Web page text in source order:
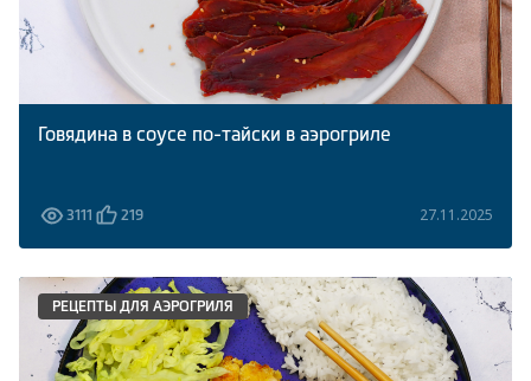
Говядина в соусе по-тайски в аэрогриле
3111 219 27.11.2025
РЕЦЕПТЫ ДЛЯ АЭРОГРИЛЯ